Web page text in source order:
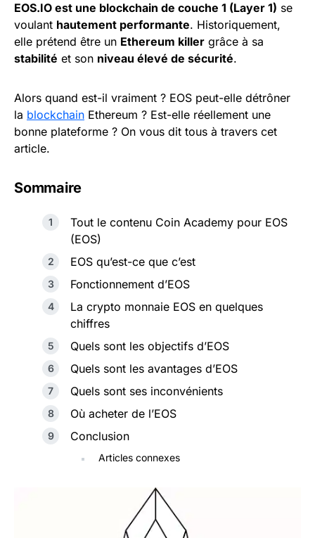
EOS.IO est une blockchain de couche 1 (Layer 1) se
voulant hautement performante. Historiquement,
elle prétend être un Ethereum killer grâce à sa
stabilité et son niveau élevé de sécurité.
Alors quand est-il vraiment ? EOS peut-elle détrôner
la blockchain Ethereum ? Est-elle réellement une
bonne plateforme ? On vous dit tous à travers cet
article.
Sommaire
Tout le contenu Coin Academy pour EOS
(EOS)
EOS qu’est-ce que c’est
Fonctionnement d’EOS
La crypto monnaie EOS en quelques
chiffres
Quels sont les objectifs d’EOS
Quels sont les avantages d’EOS
Quels sont ses inconvénients
Où acheter de l’EOS
Conclusion
Articles connexes